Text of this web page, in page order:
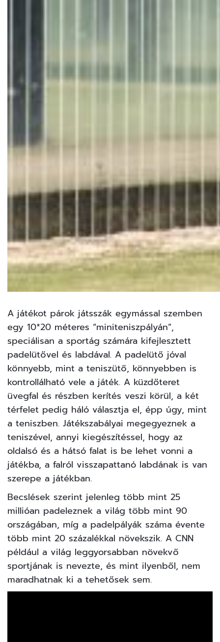
A játékot párok játsszák egymással szemben
egy 10*20 méteres “miniteniszpályán”,
speciálisan a sportág számára kifejlesztett
padelütővel és labdával. A padelütő jóval
könnyebb, mint a teniszütő, könnyebben is
kontrollálható vele a játék. A küzdőteret
üvegfal és részben kerítés veszi körül, a két
térfelet pedig háló választja el, épp úgy, mint
a teniszben. Játékszabályai megegyeznek a
teniszével, annyi kiegészítéssel, hogy az
oldalsó és a hátsó falat is be lehet vonni a
játékba, a falról visszapattanó labdának is van
szerepe a játékban.
Becslések szerint jelenleg több mint 25
millióan padeleznek a világ több mint 90
országában, míg a padelpályák száma évente
több mint 20 százalékkal növekszik. A CNN
például a világ leggyorsabban növekvő
sportjának is nevezte, és mint ilyenből, nem
maradhatnak ki a tehetősek sem.